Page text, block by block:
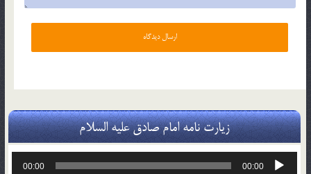
زیارت نامه امام صادق علیه السلام
پخش‌کننده
00:00
00:00